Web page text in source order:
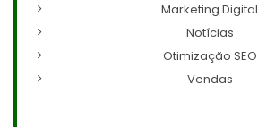
Marketing Digital
Notícias
Otimização SEO
Vendas